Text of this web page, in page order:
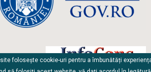
folosește cookie-uri pentru a îmbunătăți